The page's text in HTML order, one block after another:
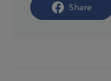
Share